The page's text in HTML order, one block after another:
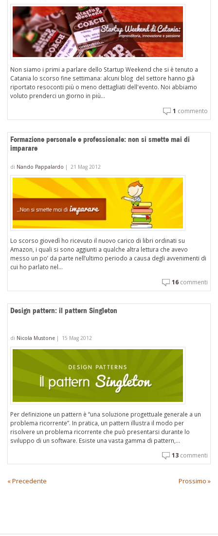
Non siamo i primi a parlare dello Startup Weekend che si è tenuto a
Catania lo scorso fine settimana: alcuni blog del settore hanno già
riportato resoconti più o meno dettagliati dell'evento. Noi abbiamo
voluto prenderci un giorno in più...
1 commento
Formazione personale e professionale: non si smette mai di
imparare
di Nando Pappalardo | 21 Mag 2012
Lo scorso giovedì ho ricevuto il nuovo carico di libri ordinati su
Amazon, i quali si sono aggiunti a qualche altra lettura che avevo
messo un po’ da parte nell’ultimo periodo a causa degli avvenimenti di
cui ho parlato nel...
16 commenti
Design pattern: il pattern Singleton
di Nicola Mustone| 15 Mag 2012
Per definizione un pattern è “una soluzione progettuale generale a un
problema ricorrente”. In pratica, un pattern illustra il modo per
risolvere un problema ricorrente che può presentarsi durante lo
sviluppo di un software. Esiste una vasta gamma di pattern,...
13 commenti
« Precedente Prossimo »